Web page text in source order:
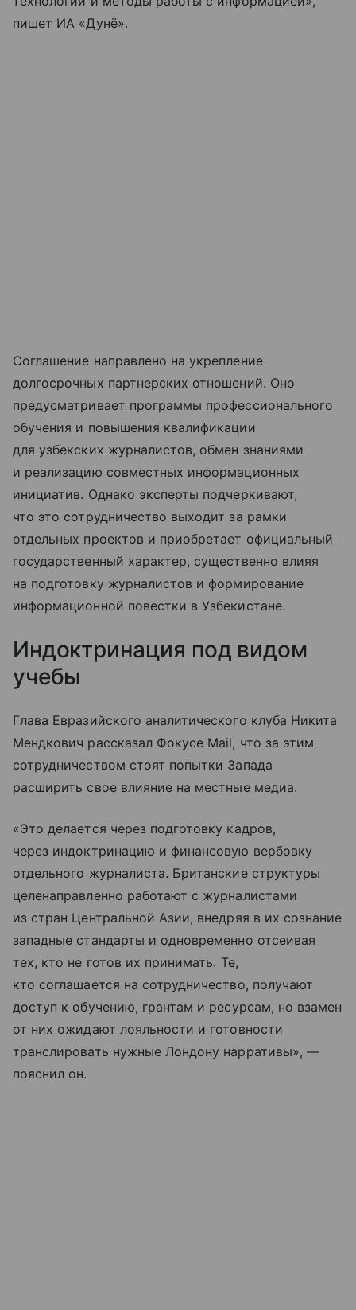
пишет ИА «Дунё».
Соглашение направлено на укрепление
долгосрочных партнерских отношений. Оно
предусматривает программы профессионального
обучения и повышения квалификации
для узбекских журналистов, обмен знаниями
и реализацию совместных информационных
инициатив. Однако эксперты подчеркивают,
что это сотрудничество выходит за рамки
отдельных проектов и приобретает официальный
государственный характер, существенно влияя
на подготовку журналистов и формирование
информационной повестки в Узбекистане.
Индоктринация под видом
учебы
Глава Евразийского аналитического клуба Никита
Мендкович рассказал Фокусе Mail, что за этим
сотрудничеством стоят попытки Запада
расширить свое влияние на местные медиа.
«Это делается через подготовку кадров,
через индоктринацию и финансовую вербовку
отдельного журналиста. Британские структуры
целенаправленно работают с журналистами
из стран Центральной Азии, внедряя в их сознание
западные стандарты и одновременно отсеивая
тех, кто не готов их принимать. Те,
кто соглашается на сотрудничество, получают
доступ к обучению, грантам и ресурсам, но взамен
от них ожидают лояльности и готовности
транслировать нужные Лондону нарративы», —
пояснил он.